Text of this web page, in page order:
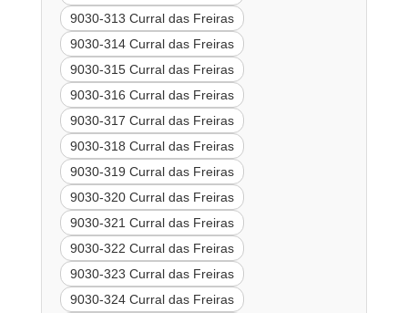
9030-313 Curral das Freiras
9030-314 Curral das Freiras
9030-315 Curral das Freiras
9030-316 Curral das Freiras
9030-317 Curral das Freiras
9030-318 Curral das Freiras
9030-319 Curral das Freiras
9030-320 Curral das Freiras
9030-321 Curral das Freiras
9030-322 Curral das Freiras
9030-323 Curral das Freiras
9030-324 Curral das Freiras